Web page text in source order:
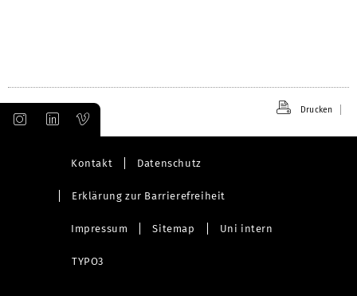
Drucken
Kontakt Datenschutz
Erklärung zur Barrierefreiheit
Impressum Sitemap Uni intern
TYPO3